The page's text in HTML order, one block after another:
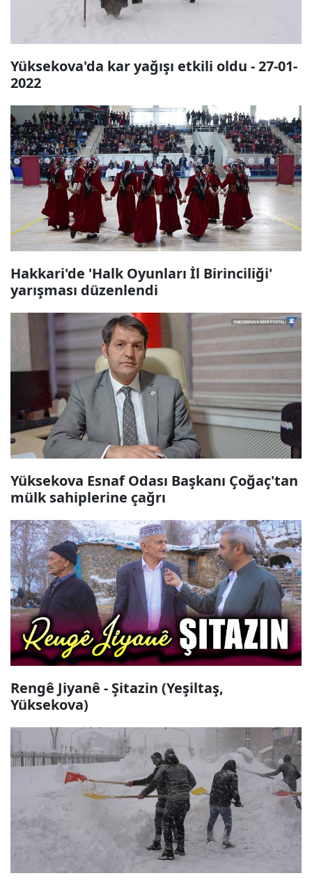
Yüksekova'da kar yağışı etkili oldu - 27-01-
2022
Hakkari'de 'Halk Oyunları İl Birinciliği'
yarışması düzenlendi
Yüksekova Esnaf Odası Başkanı Çoğaç'tan
mülk sahiplerine çağrı
Rengê Jiyanê - Şitazin (Yeşiltaş,
Yüksekova)